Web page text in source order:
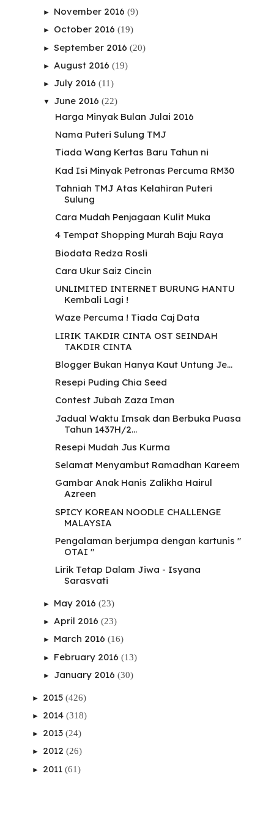
► November 2016 (9)
► October 2016 (19)
► September 2016 (20)
► August 2016 (19)
► July 2016 (11)
▼ June 2016 (22)
Harga Minyak Bulan Julai 2016
Nama Puteri Sulung TMJ
Tiada Wang Kertas Baru Tahun ni
Kad Isi Minyak Petronas Percuma RM30
Tahniah TMJ Atas Kelahiran Puteri
Sulung
Cara Mudah Penjagaan Kulit Muka
4 Tempat Shopping Murah Baju Raya
Biodata Redza Rosli
Cara Ukur Saiz Cincin
UNLIMITED INTERNET BURUNG HANTU
Kembali Lagi !
Waze Percuma ! Tiada Caj Data
LIRIK TAKDIR CINTA OST SEINDAH
TAKDIR CINTA
Blogger Bukan Hanya Kaut Untung Je...
Resepi Puding Chia Seed
Contest Jubah Zaza Iman
Jadual Waktu Imsak dan Berbuka Puasa
Tahun 1437H/2...
Resepi Mudah Jus Kurma
Selamat Menyambut Ramadhan Kareem
Gambar Anak Hanis Zalikha Hairul
Azreen
SPICY KOREAN NOODLE CHALLENGE
MALAYSIA
Pengalaman berjumpa dengan kartunis "
OTAI "
Lirik Tetap Dalam Jiwa - Isyana
Sarasvati
► May 2016 (23)
► April 2016 (23)
► March 2016 (16)
► February 2016 (13)
► January 2016 (30)
► 2015 (426)
► 2014 (318)
► 2013 (24)
► 2012 (26)
► 2011 (61)